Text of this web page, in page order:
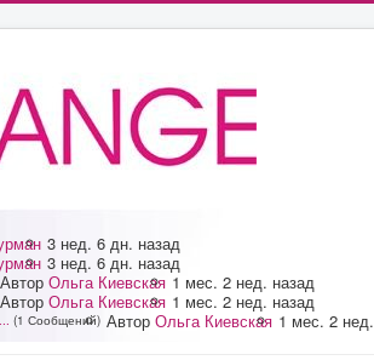
3 нед. 6 дн. назад
3 нед. 6 дн. назад
Автор Ольга Киевская 1 мес. 2 нед. назад
Автор Ольга Киевская 1 мес. 2 нед. назад
(1 Сообщений) Автор Ольга Киевская 1 мес. 2